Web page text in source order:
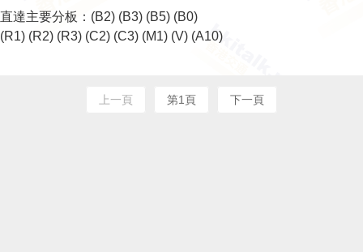
直達主要分板： (B2) (B3) (B5) (B0)
(R1) (R2) (R3) (C2) (C3) (M1) (V) (A10)
上一頁 第1頁 下一頁